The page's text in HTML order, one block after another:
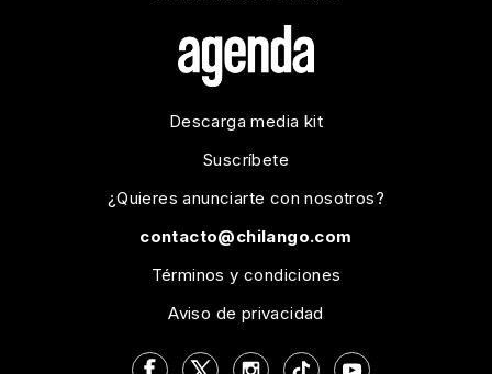
Descarga media kit
Suscríbete
¿Quieres anunciarte con nosotros?
contacto@chilango.com
Términos y condiciones
Aviso de privacidad